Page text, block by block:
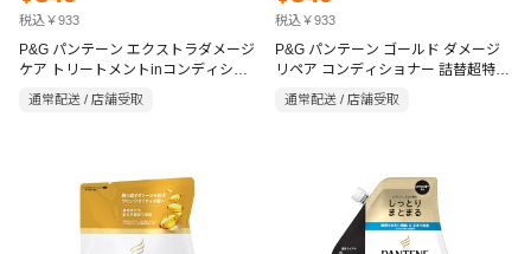
税込￥933
P&G パンテーン エクストラダメージ
ケア トリートメントinコンディショ
ナー 860g
通常配送 / 店舗受取
税込￥933
P&G パンテーン ゴールド ダメージ
リペア コンディショナー 詰替超特大
通常配送 / 店舗受取